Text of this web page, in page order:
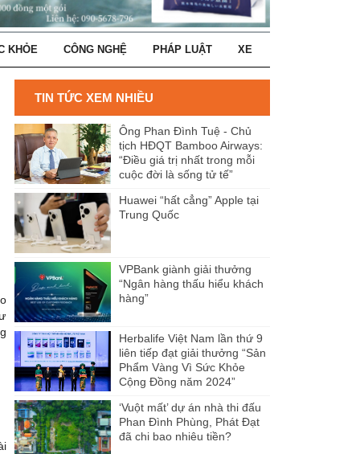
KHỎE CÔNG NGHỆ PHÁP LUẬT XE
TIN TỨC XEM NHIỀU
Ông Phan Đình Tuệ - Chủ
tịch HĐQT Bamboo Airways:
“Điều giá trị nhất trong mỗi
cuộc đời là sống tử tế”
Huawei “hất cẳng” Apple tại
Trung Quốc
VPBank giành giải thưởng
“Ngân hàng thấu hiểu khách
hàng”
Herbalife Việt Nam lần thứ 9
liên tiếp đạt giải thưởng “Sản
Phẩm Vàng Vì Sức Khỏe
Cộng Đồng năm 2024”
‘Vuột mất’ dự án nhà thi đấu
Phan Đình Phùng, Phát Đạt
đã chi bao nhiêu tiền?